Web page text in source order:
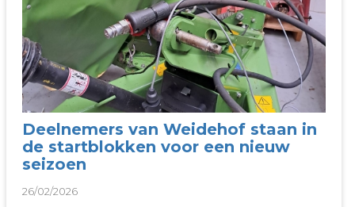
Deelnemers van Weidehof staan in
de startblokken voor een nieuw
seizoen
26/02/2026